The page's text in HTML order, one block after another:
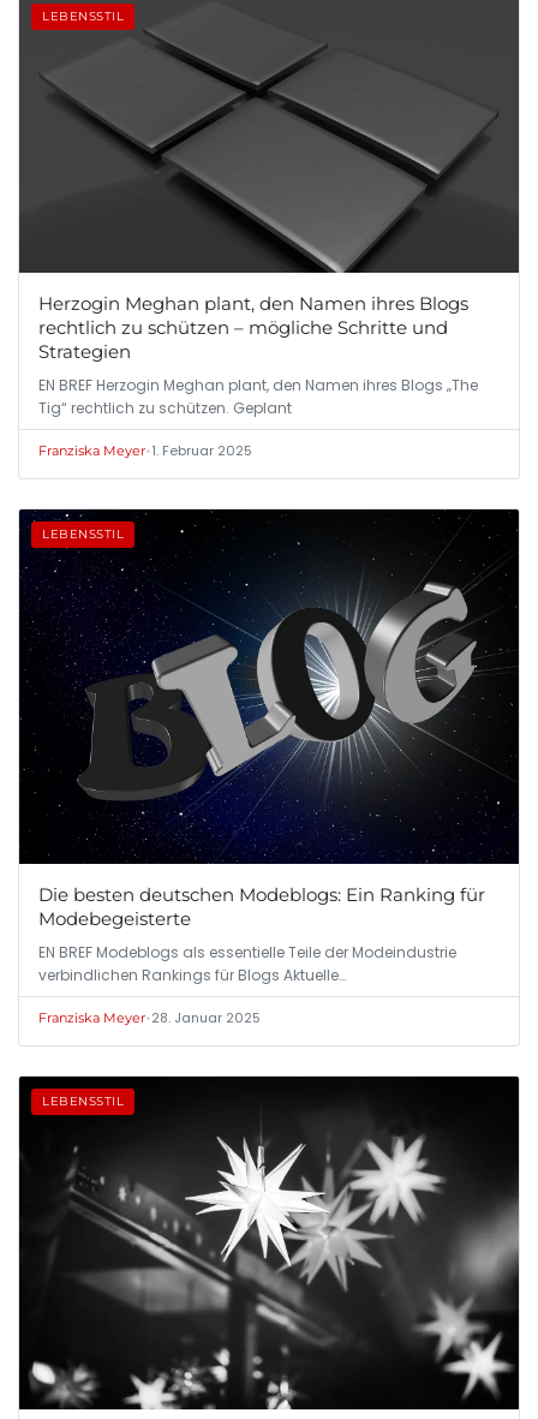
LEBENSSTIL
Herzogin Meghan plant, den Namen ihres Blogs
rechtlich zu schützen – mögliche Schritte und
Strategien
EN BREF Herzogin Meghan plant, den Namen ihres Blogs „The
Tig“ rechtlich zu schützen. Geplant
Franziska Meyer•1. Februar 2025
LEBENSSTIL
Die besten deutschen Modeblogs: Ein Ranking für
Modebegeisterte
EN BREF Modeblogs als essentielle Teile der Modeindustrie
verbindlichen Rankings für Blogs Aktuelle…
Franziska Meyer•28. Januar 2025
LEBENSSTIL